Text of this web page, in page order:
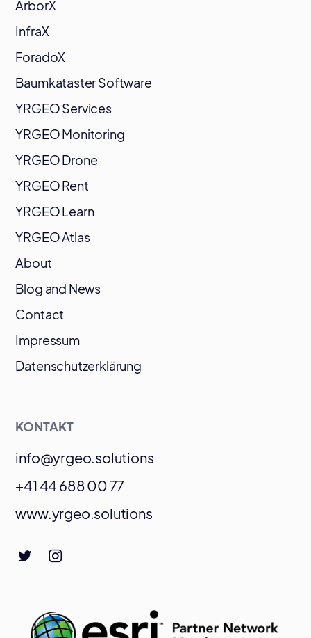
ArborX
InfraX
ForadoX
Baumkataster Software
YRGEO Services
YRGEO Monitoring
YRGEO Drone
YRGEO Rent
YRGEO Learn
YRGEO Atlas
About
Blog and News
Contact
Impressum
Datenschutzerklärung
KONTAKT
info@yrgeo.solutions
+41 44 688 00 77
www.yrgeo.solutions